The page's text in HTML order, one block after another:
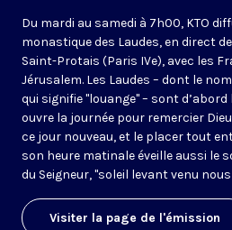
Du mardi au samedi à 7h00, KTO
monastique des Laudes, en direct
Saint-Protais (Paris IVe), avec les
Jérusalem. Les Laudes – dont le
qui signifie "louange" – sont
ouvre la journée pour remercier
ce jour nouveau, et le placer tout
son heure matinale éveille aussi le
du Seigneur, "soleil levant venu
Visiter la page de l'émission